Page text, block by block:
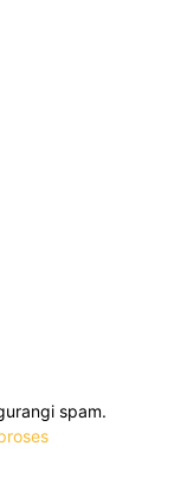
spam.